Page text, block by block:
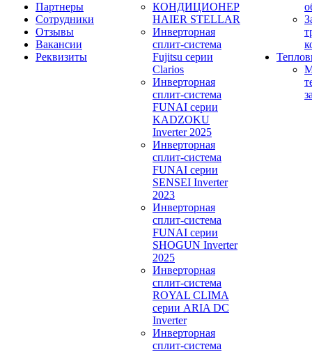
Партнеры
Сотрудники
Отзывы
Вакансии
Реквизиты
КОНДИЦИОНЕР
HAIER STELLAR
Инверторная
сплит-система
Fujitsu серии
Clarios
Инверторная
сплит-система
FUNAI серии
KADZOKU
Inverter 2025
Инверторная
сплит-система
FUNAI серии
SENSEI Inverter
2023
Инверторная
сплит-система
FUNAI серии
SHOGUN Inverter
2025
Инверторная
сплит-система
ROYAL CLIMA
серии ARIA DC
Inverter
Инверторная
сплит-система